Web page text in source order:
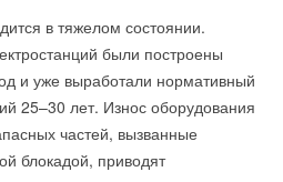
в тяжелом состоянии.
были построены
и уже выработали нормативный
25–30 лет. Износ оборудования
частей, вызванные
блокадой, приводят
позволяет точно
оборудования и снижать
энергоэффективность
технология DiTex 2.0,
позволяет устанавливать
индивидуального учёта
радиатор. Такие устройства
жилых комплексах,
и коммерческих